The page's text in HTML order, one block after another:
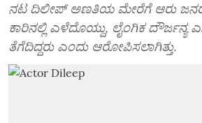
ನಟ ದಿಲೀಪ್ ಅಣತಿಯ ಮೇರೆಗೆ ಆರು
ಕಾರಿನಲ್ಲಿ ಎಳೆದೊಯ್ದು, ಲೈಂಗಿಕ ದೌರ್ಜನ್ಯ
ತೆಗೆದಿದ್ದರು ಎಂದು ಆರೋಪಿಸಲಾಗಿತ್ತು.